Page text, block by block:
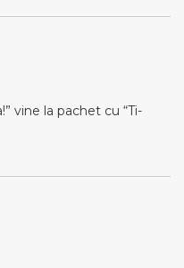
vine la pachet cu “Ti-